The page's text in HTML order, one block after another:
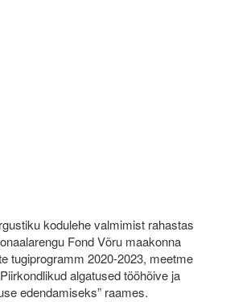
kodulehe valmimist rahastas
Fond Võru maakonna
tugiprogramm 2020-2023, meetme
algatused tööhõive ja
edendamiseks” raames.